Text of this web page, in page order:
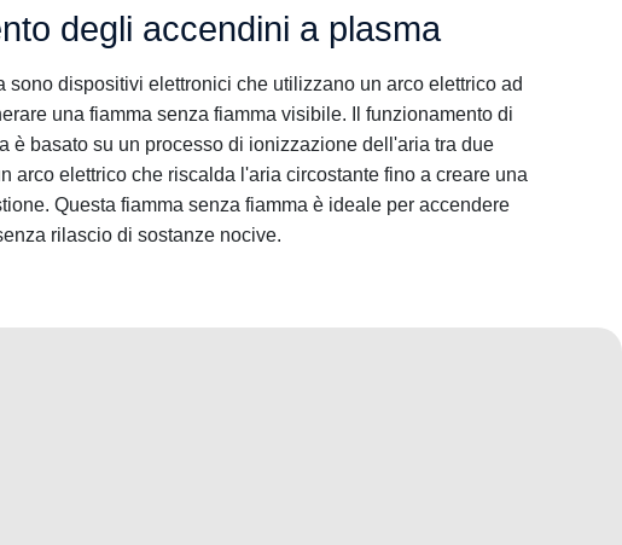
degli accendini a plasma
sono dispositivi elettronici che utilizzano un arco elettrico ad
una fiamma senza fiamma visibile. Il funzionamento di
è basato su un processo di ionizzazione dell'aria tra due
arco elettrico che riscalda l'aria circostante fino a creare una
Questa fiamma senza fiamma è ideale per accendere
rilascio di sostanze nocive.